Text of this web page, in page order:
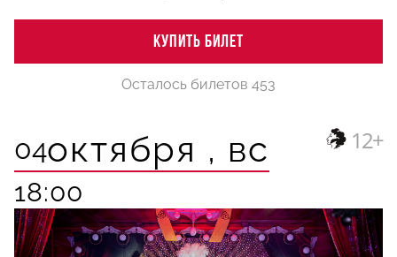
КУПИТЬ БИЛЕТ
Осталось билетов 453
04октября , вс
18:00
12+